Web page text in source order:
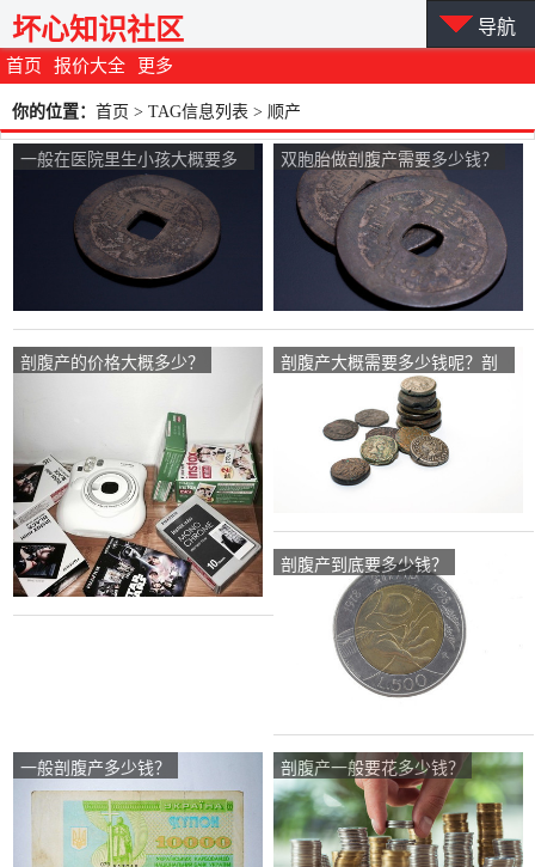
首页 报价大全 更多
坏心知识社区 导航
你的位置： 首页 > TAG信息列表 > 顺产
一般在医院里生小孩大概要多
双胞胎做剖腹产需要多少钱？
剖腹产的价格大概多少？
剖腹产大概需要多少钱呢？剖
腹产大概需要多少？
剖腹产到底要多少钱？
一般剖腹产多少钱？ 剖腹产一般要花多少钱？